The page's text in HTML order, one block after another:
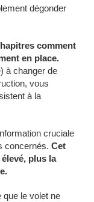
dégonder
comment
en place.
à changer de
vous
à la
cruciale
concernés. Cet
élevé, plus la
que le volet ne